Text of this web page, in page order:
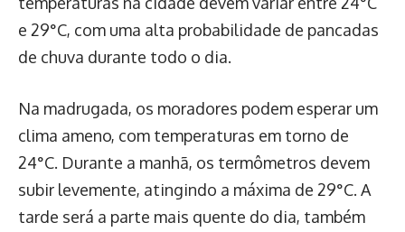
e 29°C, com uma alta probabilidade de pancadas
de chuva durante todo o dia.
Na madrugada, os moradores podem esperar um
clima ameno, com temperaturas em torno de
24°C. Durante a manhã, os termômetros devem
subir levemente, atingindo a máxima de 29°C. A
tarde será a parte mais quente do dia, também